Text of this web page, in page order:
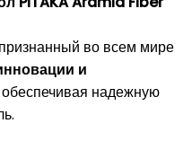
во всем мире
и
обеспечивая надежную